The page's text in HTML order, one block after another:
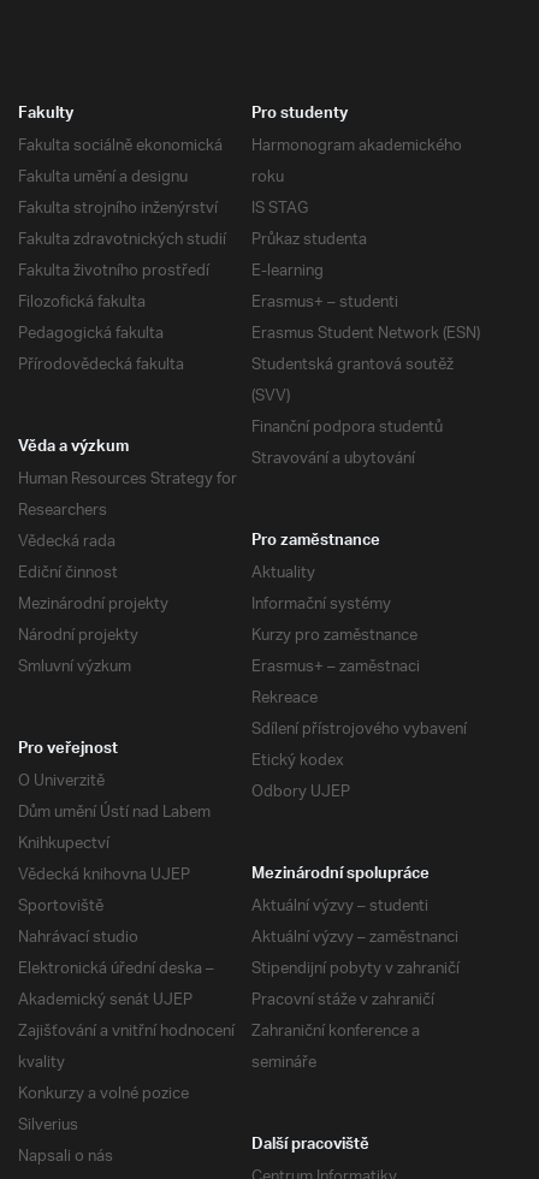
Fakulty
Fakulta sociálně ekonomická
Fakulta umění a designu
Fakulta strojního inženýrství
Fakulta zdravotnických studií
Fakulta životního prostředí
Filozofická fakulta
Pedagogická fakulta
Přírodovědecká fakulta
Pro studenty
Harmonogram akademického
roku
IS STAG
Průkaz studenta
E-learning
Erasmus+ – studenti
Erasmus Student Network (ESN)
Studentská grantová soutěž
(SVV)
Finanční podpora studentů
Stravování a ubytování
Věda a výzkum
Human Resources Strategy for
Researchers
Vědecká rada
Ediční činnost
Mezinárodní projekty
Národní projekty
Smluvní výzkum
Pro zaměstnance
Aktuality
Informační systémy
Kurzy pro zaměstnance
Erasmus+ – zaměstnaci
Rekreace
Sdílení přístrojového vybavení
Etický kodex
Odbory UJEP
Pro veřejnost
O Univerzitě
Dům umění Ústí nad Labem
Knihkupectví
Vědecká knihovna UJEP
Sportoviště
Nahrávací studio
Elektronická úřední deska –
Akademický senát UJEP
Zajišťování a vnitřní hodnocení
kvality
Konkurzy a volné pozice
Silverius
Napsali o nás
Mezinárodní spolupráce
Aktuální výzvy – studenti
Aktuální výzvy – zaměstnanci
Stipendijní pobyty v zahraničí
Pracovní stáže v zahraničí
Zahraniční konference a
semináře
Další pracoviště